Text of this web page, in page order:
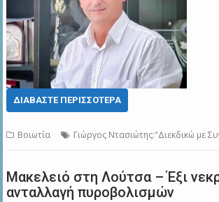
ΔΙΑΒΆΣΤΕ ΠΕΡΙΣΣΌΤΕΡΑ
Βοιωτία Γιώργος Ντασιώτης:"Διεκδικώ με
Μακελειό στη Λούτσα – Έξι
ανταλλαγή πυροβολισμών